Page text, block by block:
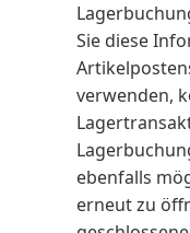
Sie diese
verwenden,
ebenfalls
erneut zu